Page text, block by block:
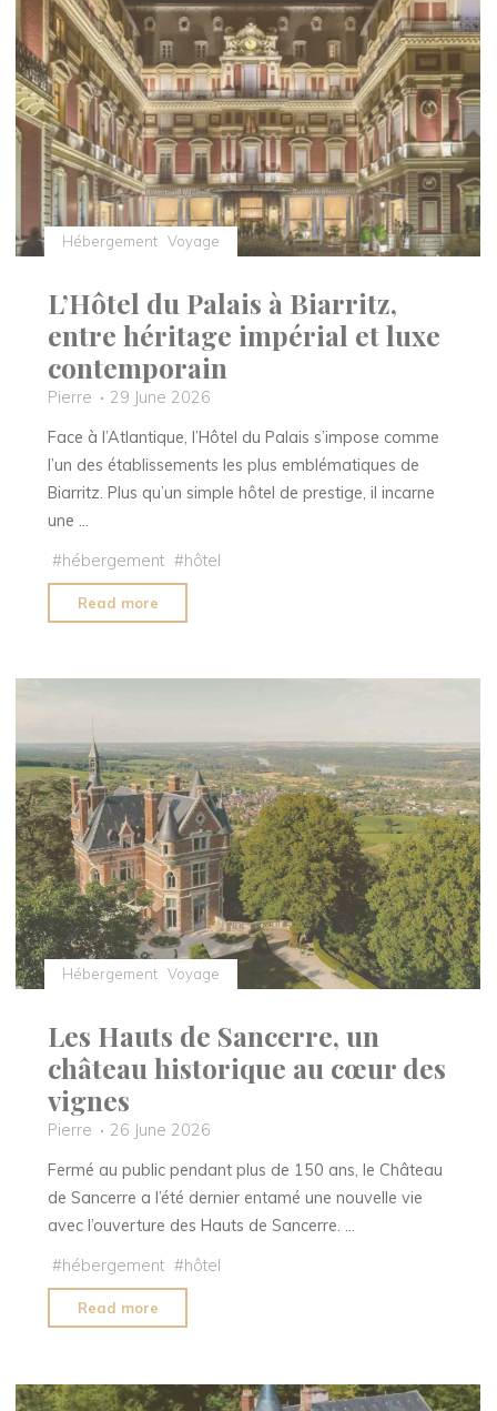
séjour
au
Castel
Luberon,
entre
nature
et
douceur
de
Hébergement Voyage
L’Hôtel du Palais à Biarritz,
entre héritage impérial et luxe
contemporain
Pierre
29 June 2026
Face à l’Atlantique, l’Hôtel du Palais s’impose comme
l’un des établissements les plus emblématiques de
Biarritz. Plus qu’un simple hôtel de prestige, il incarne
une …
#hébergement #hôtel
Read more
du
à
entre
héritage
impérial
et
luxe
contemporain"
Hébergement Voyage
Les Hauts de Sancerre, un
château historique au cœur des
vignes
Pierre
26 June 2026
Fermé au public pendant plus de 150 ans, le Château
de Sancerre a l’été dernier entamé une nouvelle vie
avec l’ouverture des Hauts de Sancerre. …
#hébergement #hôtel
Read more
Hauts
Sancerre,